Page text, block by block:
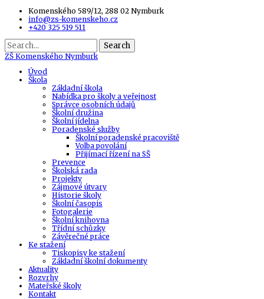
Komenského 589/12, 288 02 Nymburk
info@zs-komenskeho.cz
+420 325 519 511
Search
ZŠ Komenského Nymburk
Úvod
Škola
Základní škola
Nabídka pro školy a veřejnost
Správce osobních údajů
Školní družina
Školní jídelna
Poradenské služby
Školní poradenské pracoviště
Volba povolání
Přijímací řízení na SŠ
Prevence
Školská rada
Projekty
Zájmové útvary
Historie školy
Školní časopis
Fotogalerie
Školní knihovna
Třídní schůzky
Závěrečné práce
Ke stažení
Tiskopisy ke stažení
Základní školní dokumenty
Aktuality
Rozvrhy
Mateřské školy
Kontakt